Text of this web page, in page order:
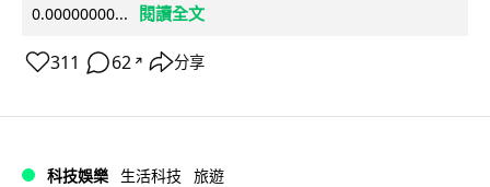
0.00000000...
閱讀全文
311 62 ↗ 分享
科技娛樂 生活科技 旅遊